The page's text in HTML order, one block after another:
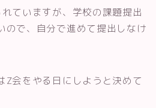
ていますが、学校の課題提出
ので、自分で進めて提出しなけ
会をやる日にしようと決めて